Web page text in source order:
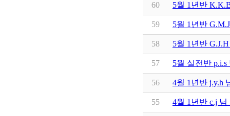
60 5월 1년반
59 5월 1년반
58 5월 1년반
57 5월 실전반
56 4월 1년반 j.y.h
55 4월 1년반 c.j